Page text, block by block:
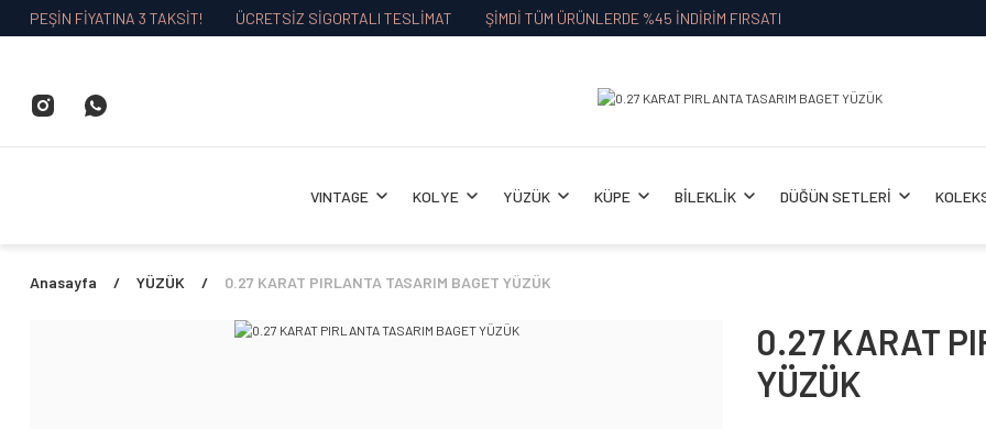
PEŞİN FİYATINA 3 TAKSİT! ÜCRETSİZ SİGORTALI TESLİMAT ŞİMDİ TÜM ÜRÜNLERDE %45 İNDİRİM FIRSATI
VINTAGE KOLYE YÜZÜK KÜPE BİLEKLİK DÜĞÜN SETLERİ
Anasayfa YÜZÜK 0.27 KARAT PIRLANTA TASARIM BAGET YÜZÜK
0.27 KARAT
YÜZÜK